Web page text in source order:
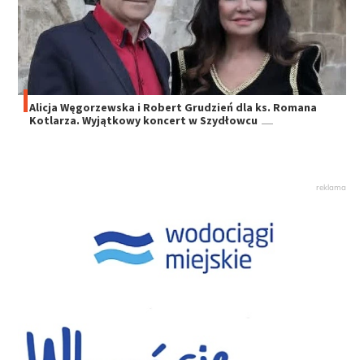
Alicja Węgorzewska i Robert Grudzień dla ks. Romana
Kotlarza. Wyjątkowy koncert w Szydłowcu